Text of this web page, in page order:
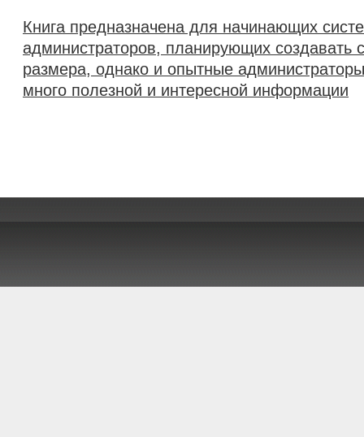
Книга предназначена для начинающих
администраторов, планирующих создавать
размера, однако и опытные
много полезной и интересной информации